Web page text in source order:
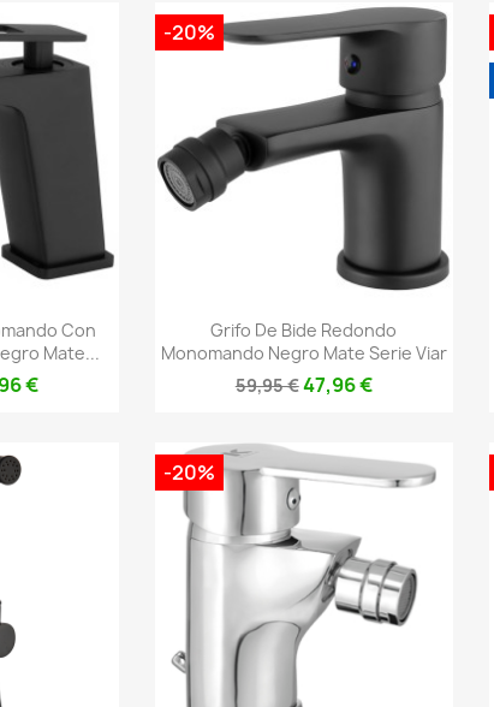
Con
Mate...
€
Vista rápida
Grifo De Bide Redondo
Monomando Negro Mate Serie Viar
59,95 €47,96 €
-20%
-20%